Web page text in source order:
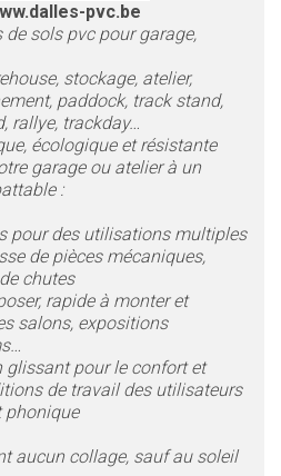
pvc.be
de sols pvc pour garage,
stockage, atelier,
paddock, track stand,
rallye, trackday…
écologique et résistante
garage ou atelier à un
:
pour des utilisations multiples
de pièces mécaniques,
chutes
rapide à monter et
salons, expositions
glissant pour le confort et
de travail des utilisateurs
phonique
aucun collage, sauf au soleil